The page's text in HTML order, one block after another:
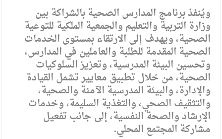
ويُنفذ برنامج المدارس الصحية بالشراكة بين
وزارة التربية والتعليم والجمعية الملكية للتوعية
الصحية، ويهدف إلى الارتقاء بمستوى الخدمات
الصحية المقدمة للطلبة والعاملين في المدارس،
وتحسين البيئة المدرسية، وتعزيز السلوكيات
الصحية، من خلال تطبيق معايير تشمل القيادة
والإدارة، والبيئة المدرسية الآمنة والصحية،
والتثقيف الصحي، والتغذية السليمة، وخدمات
الإرشاد والصحة النفسية، إلى جانب تفعيل
مشاركة المجتمع المحلي.